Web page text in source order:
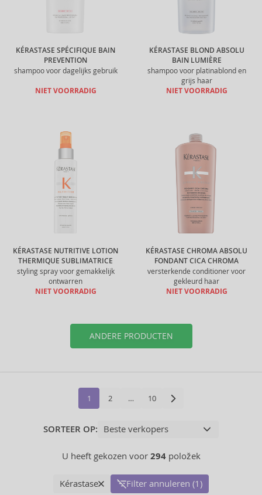
KÉRASTASE SPÉCIFIQUE BAIN
PREVENTION
shampoo voor dagelijks gebruik
NIET VOORRADIG
KÉRASTASE BLOND ABSOLU
BAIN LUMIÈRE
shampoo voor platinablond en
grijs haar
NIET VOORRADIG
KÉRASTASE NUTRITIVE LOTION
THERMIQUE SUBLIMATRICE
styling spray voor gemakkelijk
ontwarren
NIET VOORRADIG
KÉRASTASE CHROMA ABSOLU
FONDANT CICA CHROMA
versterkende conditioner voor
gekleurd haar
NIET VOORRADIG
ANDERE PRODUCTEN
1 2 … 10
SORTEER OP:
U heeft gekozen voor 294položek
Kérastase Filter annuleren (1)